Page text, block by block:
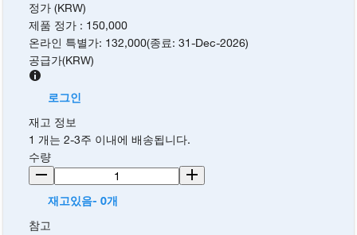
정가 (KRW)
제품 정가 : 150,000
온라인 특별가: 132,000(종료:31-Dec-2026)
공급가(KRW)
로그인
재고 정보
1 개는 2-3주 이내에 배송됩니다.
수량
재고있음- 0개
참고